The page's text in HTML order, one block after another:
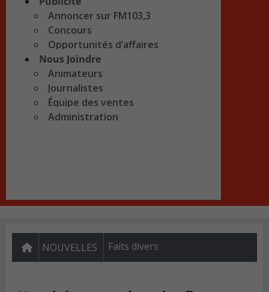
Annoncer sur FM103,3
Concours
Opportunités d’affaires
Nous Joindre
Animateurs
Journalistes
Équipe des ventes
Administration
NOUVELLES Faits divers